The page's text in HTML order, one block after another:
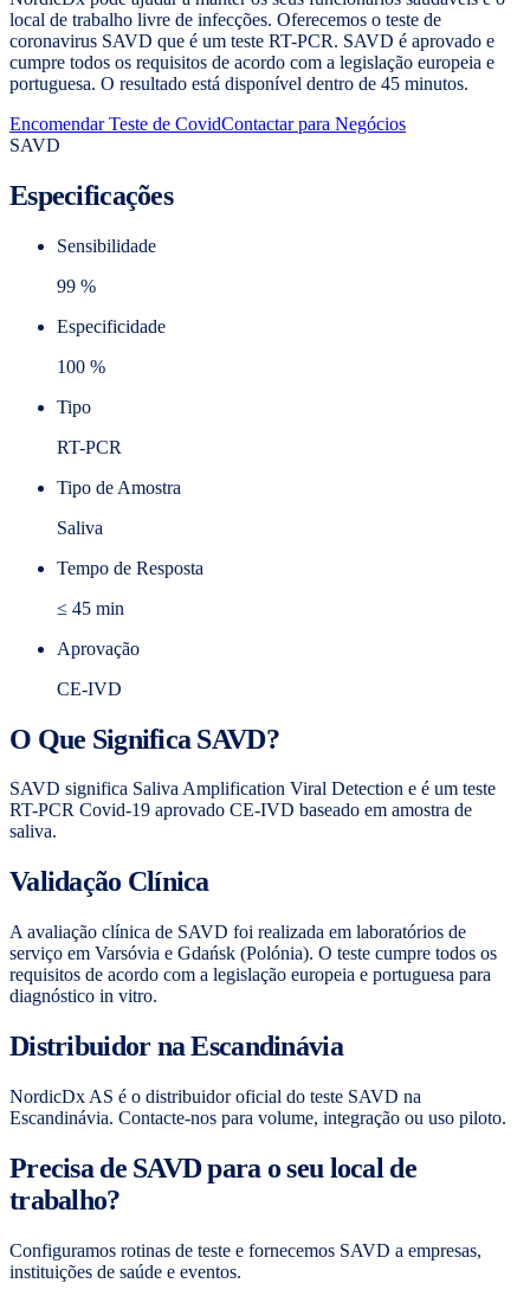
local de trabalho livre de infecções. Oferecemos o teste de
coronavirus SAVD que é um teste RT-PCR. SAVD é aprovado e
cumpre todos os requisitos de acordo com a legislação europeia e
portuguesa. O resultado está disponível dentro de 45 minutos.
Encomendar Teste de CovidContactar para Negócios
SAVD
Especificações
Sensibilidade
99 %
Especificidade
100 %
Tipo
RT-PCR
Tipo de Amostra
Saliva
Tempo de Resposta
≤ 45 min
Aprovação
CE-IVD
O Que Significa SAVD?
SAVD significa Saliva Amplification Viral Detection e é um teste
RT-PCR Covid-19 aprovado CE-IVD baseado em amostra de
saliva.
Validação Clínica
A avaliação clínica de SAVD foi realizada em laboratórios de
serviço em Varsóvia e Gdańsk (Polónia). O teste cumpre todos os
requisitos de acordo com a legislação europeia e portuguesa para
diagnóstico in vitro.
Distribuidor na Escandinávia
NordicDx AS é o distribuidor oficial do teste SAVD na
Escandinávia. Contacte-nos para volume, integração ou uso piloto.
Precisa de SAVD para o seu local de
trabalho?
Configuramos rotinas de teste e fornecemos SAVD a empresas,
instituições de saúde e eventos.